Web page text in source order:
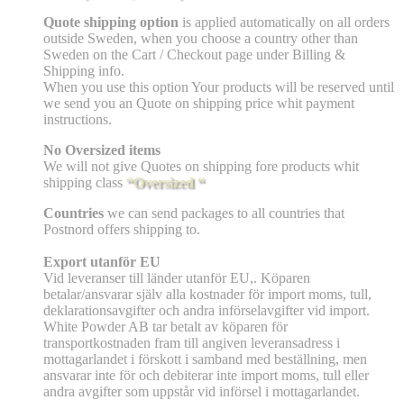
Quote shipping option is applied automatically on all orders
outside Sweden, when you choose a country other than
Sweden on the Cart / Checkout page under Billing &
Shipping info.
When you use this option Your products will be reserved until
we send you an Quote on shipping price whit payment
instructions.
No Oversized items
We will not give Quotes on shipping fore products whit
shipping class “Oversized “
Countries we can send packages to all countries that
Postnord offers shipping to.
Export utanför EU
Vid leveranser till länder utanför EU,. Köparen
betalar/ansvarar själv alla kostnader för import moms, tull,
deklarationsavgifter och andra införselavgifter vid import.
White Powder AB tar betalt av köparen för
transportkostnaden fram till angiven leveransadress i
mottagarlandet i förskott i samband med beställning, men
ansvarar inte för och debiterar inte import moms, tull eller
andra avgifter som uppstår vid införsel i mottagarlandet.